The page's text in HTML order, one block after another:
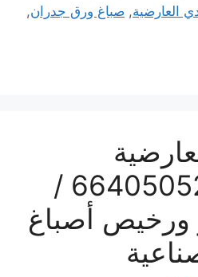
العارضية, صباغ ورق جدران,
الصناعية / 66405052 /
أصباغ